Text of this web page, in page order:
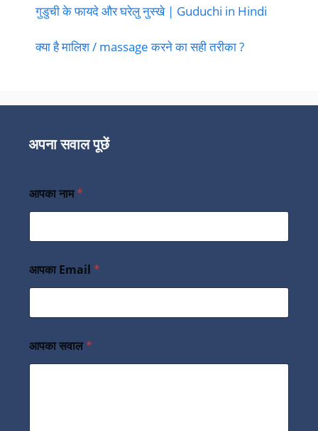
गुडुची के फायदे और घरेलु नुस्खे | Guduchi in Hindi
क्या है मालिश / massage करने का सही तरीका ?
अपना सवाल पूछें
आपका नाम*
आपका Email *
आपका सवाल*